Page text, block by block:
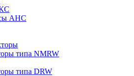
АНС
типа NMRW
типа DRW